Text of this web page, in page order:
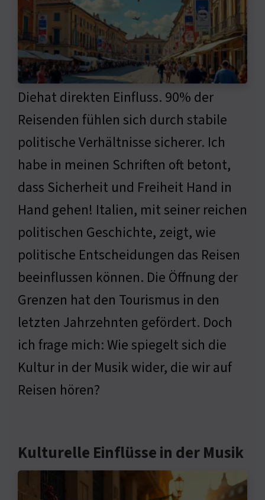
Diehat direkten Einfluss. 90% der
Reisenden fühlen sich durch stabile
politische Verhältnisse sicherer. Ich
habe in meinen Schriften oft betont,
dass Sicherheit und Freiheit Hand in
Hand gehen! Italien, mit seiner reichen
politischen Geschichte, zeigt, wie
politische Entscheidungen das Reisen
beeinflussen können. Die Öffnung der
Grenzen hat den Tourismus in den
letzten Jahrzehnten gefördert. Doch
ich frage mich: Wie spiegelt sich die
Kultur in der Musik wider, die wir auf
Reisen hören?
Kulturelle Einflüsse in der Musik